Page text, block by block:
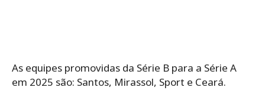
As equipes promovidas da Série B para a Série A
em 2025 são: Santos, Mirassol, Sport e Ceará.